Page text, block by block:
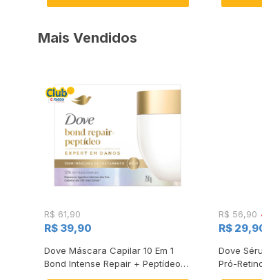
Mais Vendidos
R$ 61,90
R$ 39,90
Dove Máscara Capilar 10 Em 1
Bond Intense Repair + Peptídeo
R$ 56,90
R$
Dove
Pró-